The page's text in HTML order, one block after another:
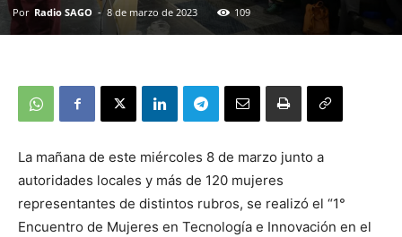
Por Radio SAGO - 8 de marzo de 2023 109
La mañana de este miércoles 8 de marzo junto a
autoridades locales y más de 120 mujeres
representantes de distintos rubros, se realizó el “1°
Encuentro de Mujeres en Tecnología e Innovación en el